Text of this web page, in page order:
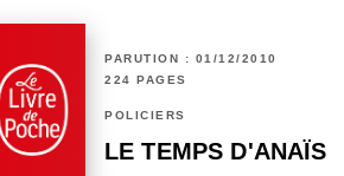
PARUTION : 01/12/2010
224 PAGES
POLICIERS
LE TEMPS D'ANAÏS